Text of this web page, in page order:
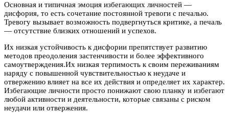
Основная и типичная эмоция избегающих личностей —
дисфория, то есть сочетание постоянной тревоги с печалью.
Тревогу вызывает возможность подвергнуться критике, а печаль
— отсутствие близких отношений и успехов.
Их низкая устойчивость к дисфории препятствует развитию
методов преодоления застенчивости и более эффективного
самоутверждения.Их низкая терпимость к своим переживаниям
наряду с повышенной чувствительностью к неудаче и
отвержению влияет на все их действия и определяет их характер.
Избегающие личности просто понижают свою планку и избегают
любой активности и деятельности, которые связаны с риском
неудачи или отвержения.